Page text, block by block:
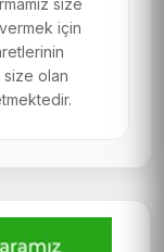
size
vermek için
size olan